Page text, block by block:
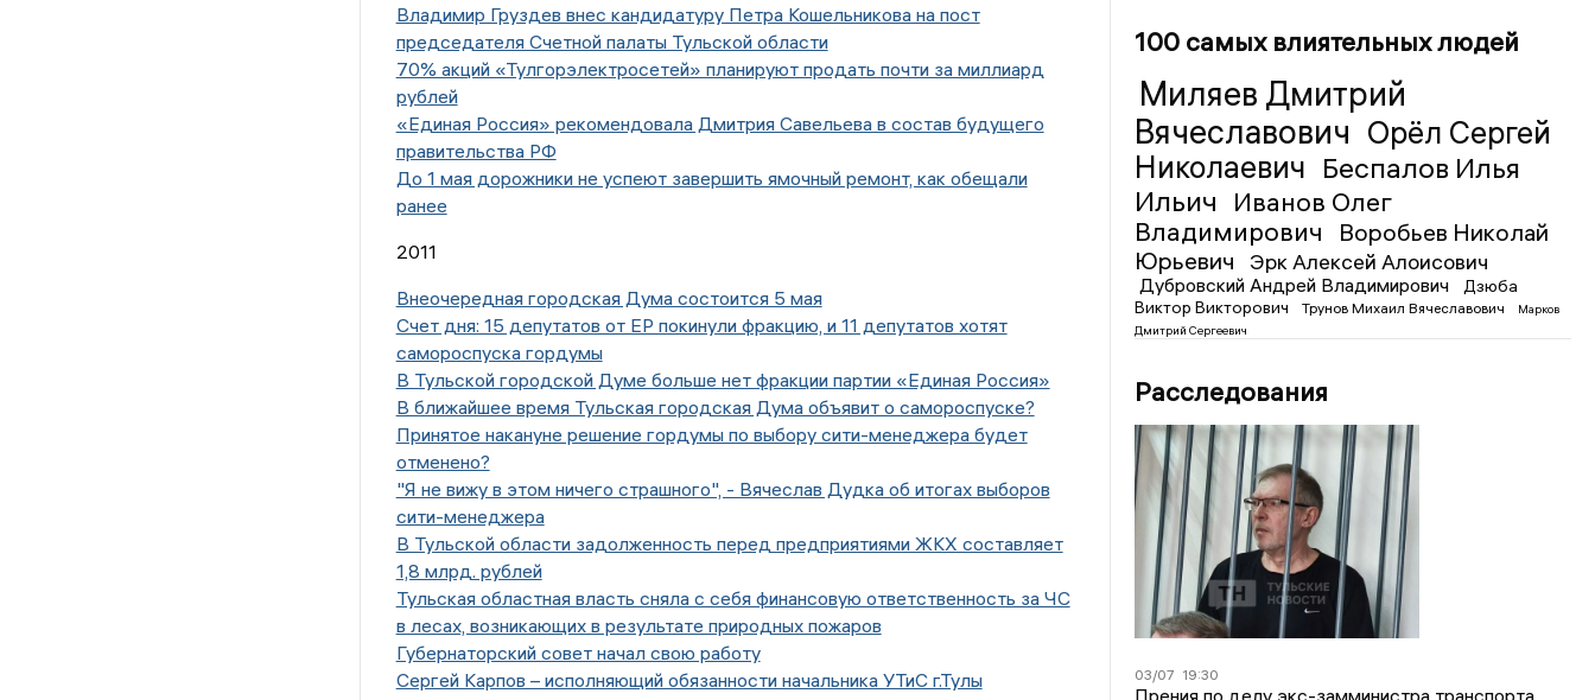
Владимир Груздев внес кандидатуру Петра Кошельникова на пост
председателя Счетной палаты Тульской области
70% акций «Тулгорэлектросетей» планируют продать почти за миллиард
рублей
«Единая Россия» рекомендовала Дмитрия Савельева в состав будущего
правительства РФ
До 1 мая дорожники не успеют завершить ямочный ремонт, как обещали
ранее
2011
Внеочередная городская Дума состоится 5 мая
Счет дня: 15 депутатов от ЕР покинули фракцию, и 11 депутатов хотят
самороспуска гордумы
В Тульской городской Думе больше нет фракции партии «Единая Россия»
В ближайшее время Тульская городская Дума объявит о самороспуске?
Принятое накануне решение гордумы по выбору сити-менеджера будет
отменено?
"Я не вижу в этом ничего страшного", - Вячеслав Дудка об итогах выборов
сити-менеджера
В Тульской области задолженность перед предприятиями ЖКХ составляет
1,8 млрд. рублей
Тульская областная власть сняла с себя финансовую ответственность за ЧС
в лесах, возникающих в результате природных пожаров
Губернаторский совет начал свою работу
Сергей Карпов – исполняющий обязанности начальника УТиС г.Тулы
100 самых влиятельных людей
Миляев Дмитрий
Вячеславович Орёл Сергей
Николаевич Беспалов Илья
Ильич
Иванов Олег
Владимирович
Воробьев Николай
Юрьевич
Эрк Алексей Алоисович
Дубровский Андрей Владимирович
Дзюба
Виктор Викторович
Трунов Михаил Вячеславович
Марков
Дмитрий Сергеевич
Расследования
03/07 19:30
Прения по делу экс-замминистра транспорта